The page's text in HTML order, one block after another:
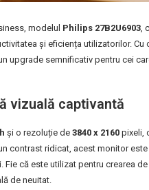
modelul Philips 27B2U6903 ,
și eficiența utilizatorilor. Cu
upgrade semnificativ pentru cei
vizuală captivantă
și o rezoluție de 3840 x 2160 pixeli,
contrast ridicat, acest monitor
că este utilizat pentru crearea
de neuitat.